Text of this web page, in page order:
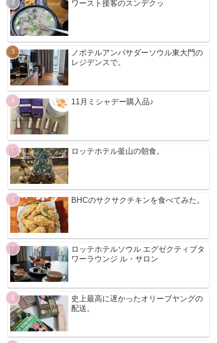
ワースト接客のスンデクッ
ノボテルアンバサダーソウル東大門の
レジデンスで。
11月ミシャデー購入品♪
ロッテホテル釜山の朝食。
BHCのサクサクチキンを食べてみた。
ロッテホテルソウル エグゼクティブタ
ワーラウンジ ル・サロン
史上最高に遅かったオリーブヤングの
配送。